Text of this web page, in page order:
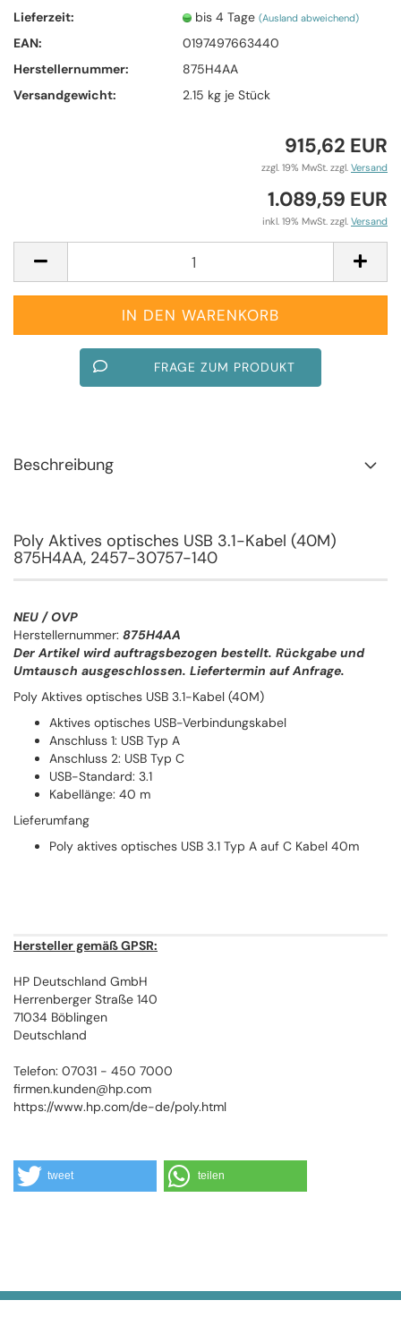
Lieferzeit:
bis 4 Tage(Ausland abweichend)
EAN:
0197497663440
Herstellernummer:
875H4AA
Versandgewicht:
2.15 kg je Stück
915,62 EUR
zzgl. 19% MwSt. zzgl. Versand
1.089,59 EUR
inkl. 19% MwSt. zzgl. Versand
FRAGE ZUM PRODUKT
Beschreibung
Poly Aktives optisches USB 3.1-Kabel (40M)
875H4AA, 2457-30757-140
NEU / OVP
Herstellernummer: 875H4AA
Der Artikel wird auftragsbezogen bestellt. Rückgabe und
Umtausch ausgeschlossen. Liefertermin auf Anfrage.
Poly Aktives optisches USB 3.1-Kabel (40M)
Aktives optisches USB-Verbindungskabel
Anschluss 1: USB Typ A
Anschluss 2: USB Typ C
USB-Standard: 3.1
Kabellänge: 40 m
Lieferumfang
Poly aktives optisches USB 3.1 Typ A auf C Kabel 40m
Hersteller gemäß GPSR:
HP Deutschland GmbH
Herrenberger Straße 140
71034 Böblingen
Deutschland
Telefon: 07031 - 450 7000
firmen.kunden@hp.com
https://www.hp.com/de-de/poly.html
tweet teilen